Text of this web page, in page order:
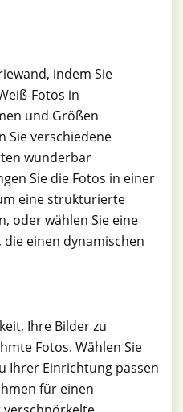
indem Sie
Fotos in
und Größen
Sie verschiedene
wunderbar
Sie die Fotos in einer
eine strukturierte
oder wählen Sie eine
einen dynamischen
Ihre Bilder zu
Fotos. Wählen Sie
Ihrer Einrichtung passen
für einen